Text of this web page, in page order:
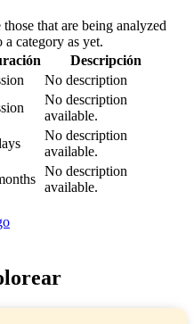
that are being analyzed
category as yet.
Descripción
No description
No description
available.
No description
available.
No description
available.